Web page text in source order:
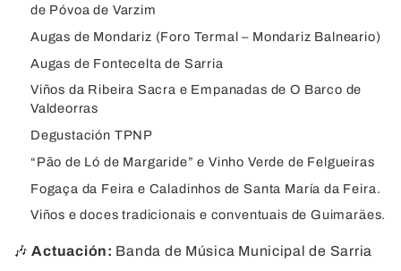
de Póvoa de Varzim
Augas de Mondariz (Foro Termal – Mondariz Balneario)
Augas de Fontecelta de Sarria
Viños da Ribeira Sacra e Empanadas de O Barco de
Valdeorras
Degustación TPNP
“Pão de Ló de Margaride” e Vinho Verde de Felgueiras
Fogaça da Feira e Caladinhos de Santa María da Feira.
Viños e doces tradicionais e conventuais de Guimaräes.
🎶Actuación: Banda de Música Municipal de Sarria